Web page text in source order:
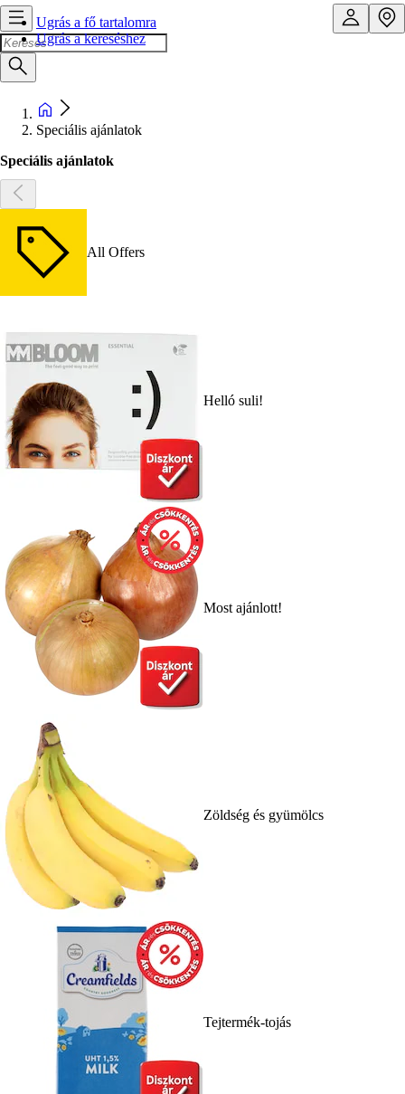
Ugrás a fő tartalomra
Ugrás a kereséshez
Speciális ajánlatok
Speciális ajánlatok
All Offers
Helló suli!
Most ajánlott!
Zöldség és gyümölcs
Tejtermék-tojás